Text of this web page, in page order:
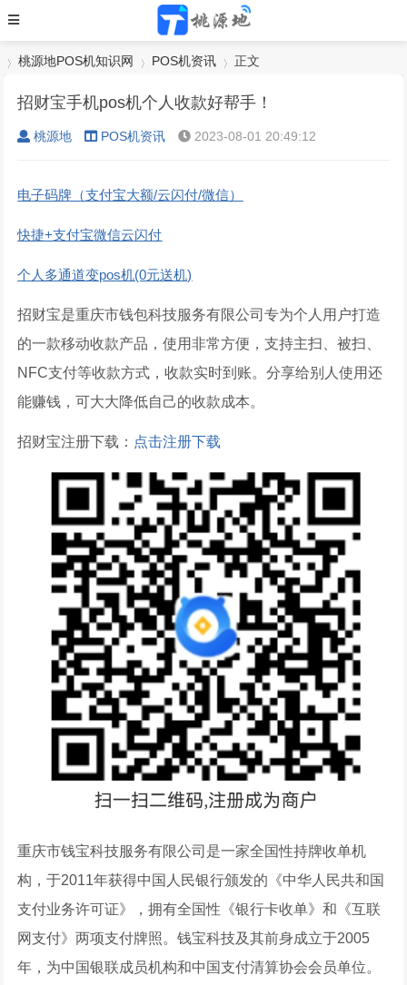
桃源地POS机知识网
›
POS机资讯
›
正文
招财宝手机pos机个人收款好帮手！
桃源地 POS机资讯 2023-08-01 20:49:12
电子码牌（支付宝大额/云闪付/微信）
快捷+支付宝微信云闪付
个人多通道变pos机(0元送机)
招财宝是重庆市钱包科技服务有限公司专为个人用户打造
的一款移动收款产品，使用非常方便，支持主扫、被扫、
NFC支付等收款方式，收款实时到账。分享给别人使用还
能赚钱，可大大降低自己的收款成本。
招财宝注册下载： 点击注册下载
重庆市钱宝科技服务有限公司是一家全国性持牌收单机
构，于2011年获得中国人民银行颁发的《中华人民共和国
支付业务许可证》，拥有全国性《银行卡收单》和《互联
网支付》两项支付牌照。钱宝科技及其前身成立于2005
年，为中国银联成员机构和中国支付清算协会会员单位。